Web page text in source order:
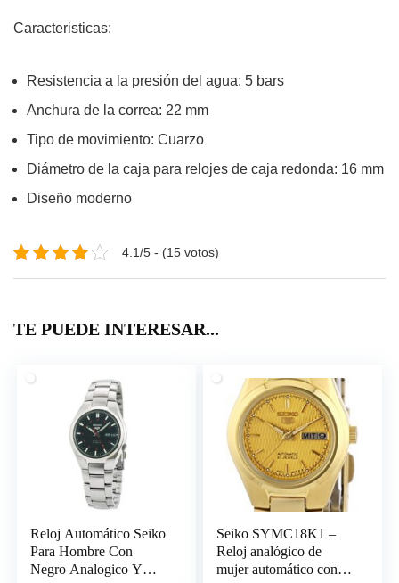
Caracteristicas:
Resistencia a la presión del agua: 5 bars
Anchura de la correa: 22 mm
Tipo de movimiento: Cuarzo
Diámetro de la caja para relojes de caja redonda: 16 mm
Diseño moderno
4.1/5 - (15 votos)
TE PUEDE INTERESAR...
Reloj Automático Seiko
Para Hombre Con
Negro Analogico Y
Seiko SYMC18K1 –
Reloj analógico de
mujer automático con